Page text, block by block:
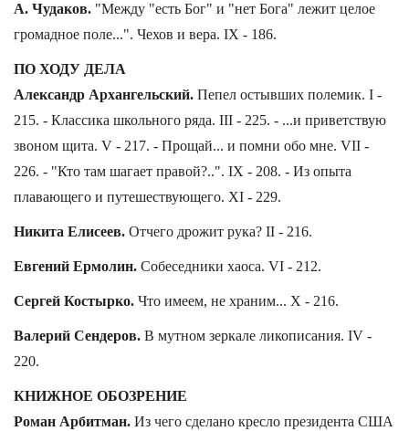
А. Чудаков. "Между "есть Бог" и "нет Бога" лежит целое
громадное поле...". Чехов и вера. IX - 186.
ПО ХОДУ ДЕЛА
Александр Архангельский. Пепел остывших полемик. I -
215. - Классика школьного ряда. III - 225. - ...и приветствую
звоном щита. V - 217. - Прощай... и помни обо мне. VII -
226. - "Кто там шагает правой?..". IX - 208. - Из опыта
плавающего и путешествующего. XI - 229.
Никита Елисеев. Отчего дрожит рука? II - 216.
Евгений Ермолин. Собеседники хаоса. VI - 212.
Сергей Костырко. Что имеем, не храним... X - 216.
Валерий Сендеров. В мутном зеркале ликописания. IV -
220.
КНИЖНОЕ ОБОЗРЕНИЕ
Роман Арбитман. Из чего сделано кресло президента США